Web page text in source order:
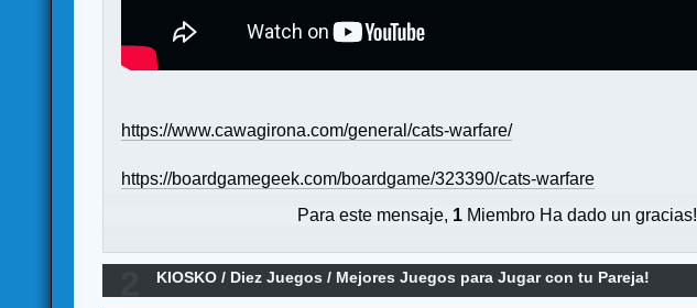
https://www.cawagirona.com/general/cats-warfare/
https://boardgamegeek.com/boardgame/323390/cats-warfare
Para este mensaje, 1 Miembro Ha dado un gracias!
KIOSKO / Diez Juegos / Mejores Juegos para Jugar con tu Pareja!